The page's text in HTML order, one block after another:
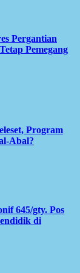
Pergantian
Pemegang
Program
Abal?
645/gty. Pos
di